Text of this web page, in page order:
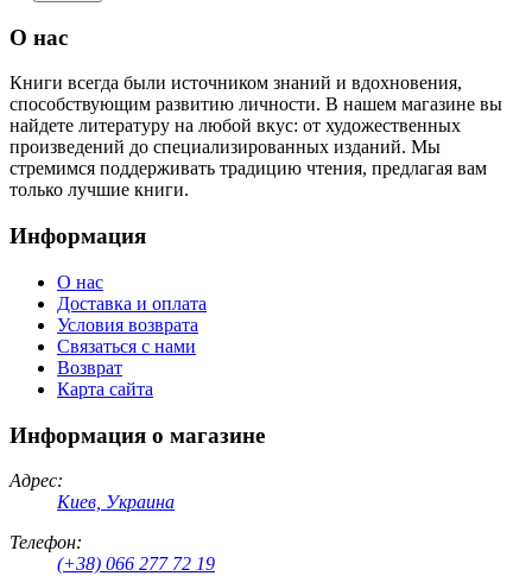
О нас
Книги всегда были источником знаний и вдохновения,
способствующим развитию личности. В нашем магазине вы
найдете литературу на любой вкус: от художественных
произведений до специализированных изданий. Мы
стремимся поддерживать традицию чтения, предлагая вам
только лучшие книги.
Информация
О нас
Доставка и оплата
Условия возврата
Связаться с нами
Возврат
Карта сайта
Информация о магазине
Адрес:
Киев, Украина
Телефон:
(+38) 066 277 72 19